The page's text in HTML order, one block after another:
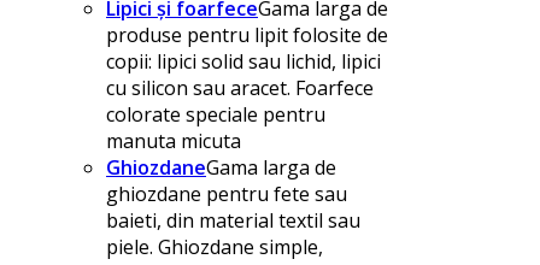
Lipici și foarfeceGama larga de
produse pentru lipit folosite de
copii: lipici solid sau lichid, lipici
cu silicon sau aracet. Foarfece
colorate speciale pentru
manuta micuta
GhiozdaneGama larga de
ghiozdane pentru fete sau
baieti, din material textil sau
piele. Ghiozdane simple,